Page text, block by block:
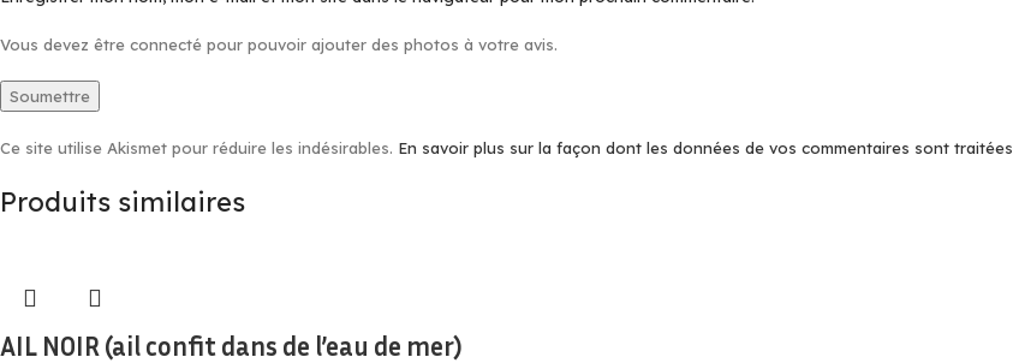
Vous devez être connecté pour pouvoir ajouter des photos à votre avis.
Ce site utilise Akismet pour réduire les indésirables. En savoir plus sur la façon dont les données de vos commentaires sont traitées
Produits similaires
AIL NOIR (ail confit dans de l’eau de mer)